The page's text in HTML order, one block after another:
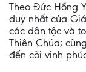
Theo Đức Hồng
duy nhất của
các dân tộc và
Thiên Chúa;
đến cõi vinh